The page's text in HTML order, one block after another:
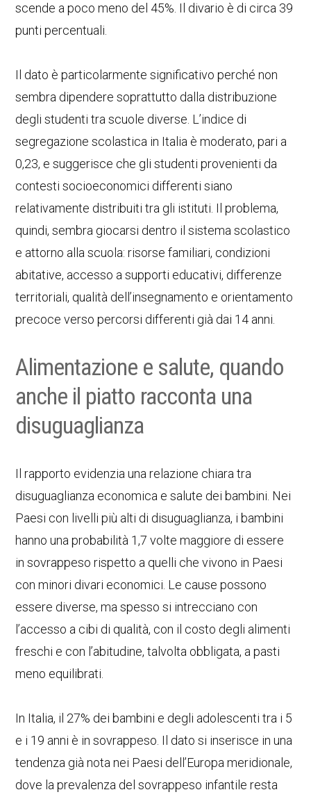
scende a poco meno del 45%. Il divario è di circa 39
punti percentuali.
Il dato è particolarmente significativo perché non
sembra dipendere soprattutto dalla distribuzione
degli studenti tra scuole diverse. L’indice di
segregazione scolastica in Italia è moderato, pari a
0,23, e suggerisce che gli studenti provenienti da
contesti socioeconomici differenti siano
relativamente distribuiti tra gli istituti. Il problema,
quindi, sembra giocarsi dentro il sistema scolastico
e attorno alla scuola: risorse familiari, condizioni
abitative, accesso a supporti educativi, differenze
territoriali, qualità dell’insegnamento e orientamento
precoce verso percorsi differenti già dai 14 anni.
Alimentazione e salute, quando
anche il piatto racconta una
disuguaglianza
Il rapporto evidenzia una relazione chiara tra
disuguaglianza economica e salute dei bambini. Nei
Paesi con livelli più alti di disuguaglianza, i bambini
hanno una probabilità 1,7 volte maggiore di essere
in sovrappeso rispetto a quelli che vivono in Paesi
con minori divari economici. Le cause possono
essere diverse, ma spesso si intrecciano con
l’accesso a cibi di qualità, con il costo degli alimenti
freschi e con l’abitudine, talvolta obbligata, a pasti
meno equilibrati.
In Italia, il 27% dei bambini e degli adolescenti tra i 5
e i 19 anni è in sovrappeso. Il dato si inserisce in una
tendenza già nota nei Paesi dell’Europa meridionale,
dove la prevalenza del sovrappeso infantile resta